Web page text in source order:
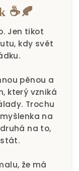
☕🍂
Jen tikot
kdy svět
pěnou a
který vzniká
Trochu
na
na to,
že má